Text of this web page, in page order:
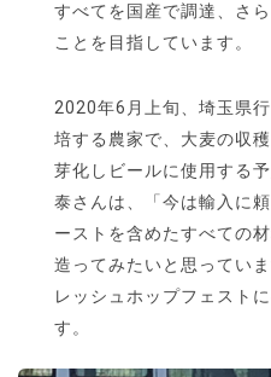
すべてを国産で調達、さ
ことを目指しています。
2020年6月上旬、埼玉県
培する農家で、大麦の収
芽化しビールに使用する
泰さんは、「今は輸入に
ーストを含めたすべての
造ってみたいと思ってい
レッシュホップフェスト
す。